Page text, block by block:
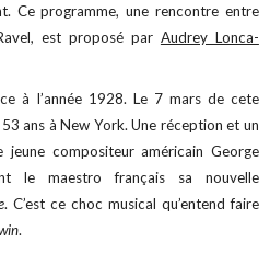
Ce programme, une rencontre entre
est proposé par Audrey Lonca-
à l’année 1928. Le 7 mars de cete
ans à New York. Une réception et un
compositeur américain George
le maestro français sa nouvelle
. C’est ce choc musical qu’entend faire
.